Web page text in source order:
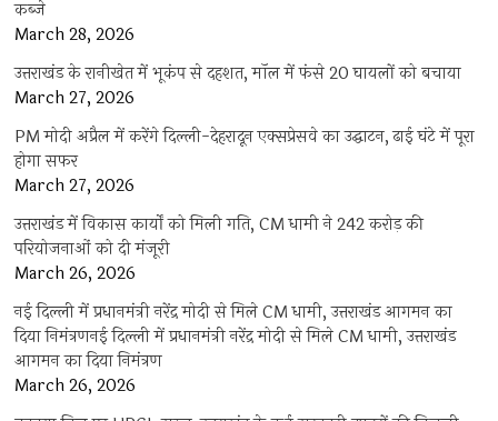
कब्जे
March 28, 2026
उत्तराखंड के रानीखेत में भूकंप से दहशत, मॉल में फंसे 20 घायलों को बचाया
March 27, 2026
PM मोदी अप्रैल में करेंगे दिल्ली-देहरादून एक्सप्रेसवे का उद्घाटन, ढाई घंटे में पूरा
होगा सफर
March 27, 2026
उत्तराखंड में विकास कार्यों को मिली गति, CM धामी ने 242 करोड़ की
परियोजनाओं को दी मंजूरी
March 26, 2026
नई दिल्ली में प्रधानमंत्री नरेंद्र मोदी से मिले CM धामी, उत्तराखंड आगमन का
दिया निमंत्रणनई दिल्ली में प्रधानमंत्री नरेंद्र मोदी से मिले CM धामी, उत्तराखंड
आगमन का दिया निमंत्रण
March 26, 2026